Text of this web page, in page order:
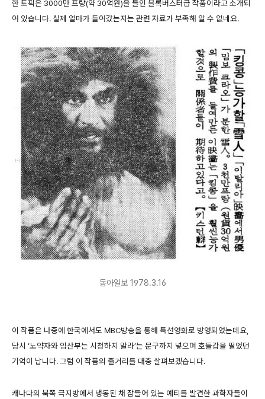
한 토픽은 3000만 프랑(약 30억원)을 들인 블록버스터급 작품이라고 소개되
어 있습니다. 실제 얼마가 들어갔는지는 관련 자료가 부족해 알 수 없네요.
동아일보 1978.3.16
이 작품은 나중에 한국에서도 MBC방송을 통해 특선영화로 방영되었는데요,
당시 ‘노약자와 임산부는 시청하지 말라’는 문구까지 넣으며 호들갑을 떨었던
기억이 납니다. 그럼 이 작품의 줄거리를 대충 살펴보겠습니다.
캐나다의 북쪽 극지방에서 냉동된 채 잠들어 있는 예티를 발견한 과학자들이